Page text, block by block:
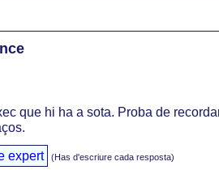
que hi ha a sota. Proba de
expert (Has d'escriure cada resposta)